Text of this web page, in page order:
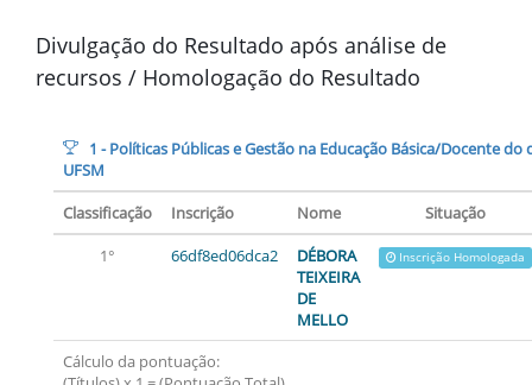
Divulgação do Resultado após análise de
recursos / Homologação do Resultado
1 - Políticas Públicas e Gestão na Educação Básica/Docente do
UFSM
Classificação
Inscrição Nome
Situação
1°
66df8ed06dca2
DÉBORA
TEIXEIRA
DE
MELLO
Inscrição Homologada
Cálculo da pontuação: